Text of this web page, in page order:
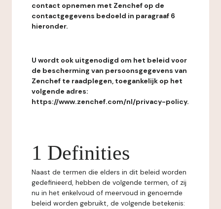
contact opnemen met Zenchef op de
contactgegevens bedoeld in paragraaf 6
hieronder.
U wordt ook uitgenodigd om het beleid voor
de bescherming van persoonsgegevens van
Zenchef te raadplegen, toegankelijk op het
volgende adres:
https://www.zenchef.com/nl/privacy-policy.
1 Definities
Naast de termen die elders in dit beleid worden
gedefinieerd, hebben de volgende termen, of zij
nu in het enkelvoud of meervoud in genoemde
beleid worden gebruikt, de volgende betekenis: